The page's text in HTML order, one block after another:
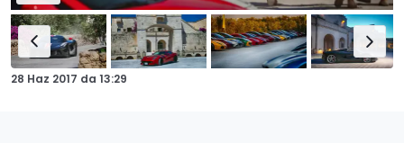
28 Haz 2017 da 13:29